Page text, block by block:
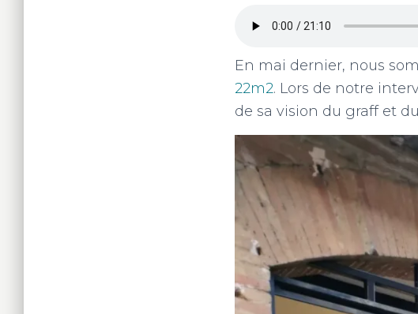
En mai dernier, nous
22m2. Lors de notre
de sa vision du graff et